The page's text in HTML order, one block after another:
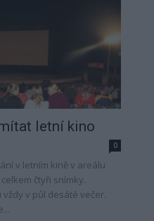
letní kino
0
v letním kině v areálu
čtyři snímky.
v půl desáté večer.